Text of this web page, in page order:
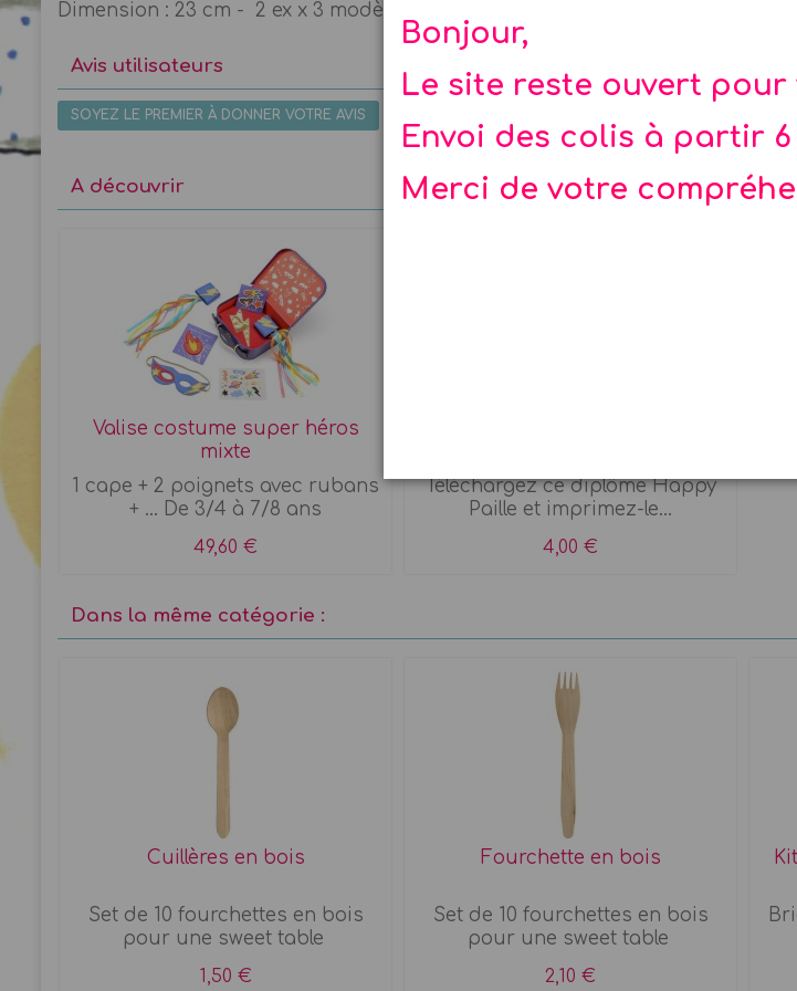
Bonjour,
Le site reste ouvert pour
Envoi des colis à partir
Merci de votre
Dimension : 23 cm - 2 ex x 3 modèles différents
Avis utilisateurs
SOYEZ LE PREMIER À DONNER VOTRE AVIS
A découvrir
Valise costume super héros
mixte
1 cape + 2 poignets avec rubans
+ ... De 3/4 à 7/8 ans
49,60 €
Téléchargez ce diplôme Happy
Paille et imprimez-le...
4,00 €
Dans la même catégorie :
Cuillères en bois
Set de 10 fourchettes en bois
pour une sweet table
1,50 €
Fourchette en bois
Set de 10 fourchettes en bois
pour une sweet table
2,10 €